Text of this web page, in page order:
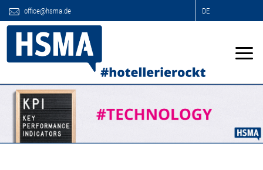
office@hsma.de DE